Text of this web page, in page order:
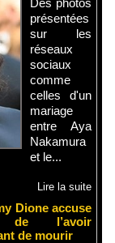
Des photos
présentées
sur les
réseaux
sociaux
comme
celles d'un
mariage
entre Aya
Nakamura
et le...
Lire la suite
Dione accuse
l’avoir
de mourir